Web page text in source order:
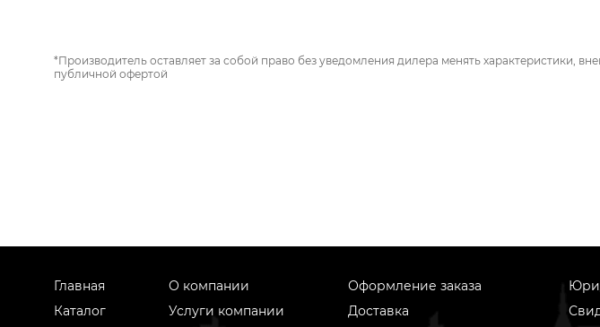
*Производитель оставляет за собой право без уведомления дилера менять характеристики,
публичной офертой
Главная
Каталог
О компании
Услуги компании
Оформление заказа
Доставка